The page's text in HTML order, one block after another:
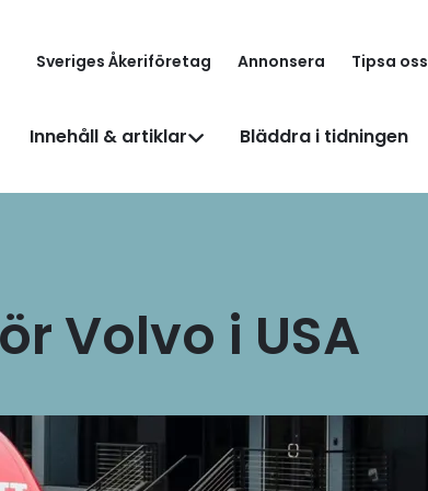
Sveriges Åkeriföretag Annonsera Tipsa oss
Innehåll & artiklar Bläddra i tidningen
Volvo i USA